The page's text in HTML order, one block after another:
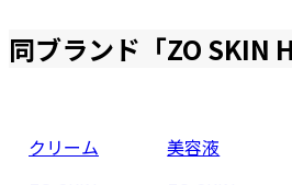
同ブランド「ZO SKIN
クリーム
美容液